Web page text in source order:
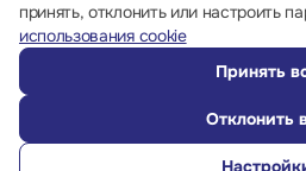
© 2013 – 2026
принять, отклонить или настроить
использования cookie
Принять
Отклонить